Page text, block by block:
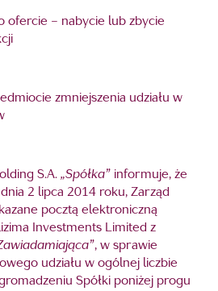
ofercie – nabycie lub zbycie
zmniejszenia udziału w
S.A. „Spółka” informuje, że
2 lipca 2014 roku, Zarząd
pocztą elektroniczną
Investments Limited z
, w sprawie
udziału w ogólnej liczbie
Spółki poniżej progu